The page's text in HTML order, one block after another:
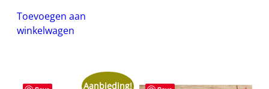
Toevoegen aan
winkelwagen
Aanbieding!